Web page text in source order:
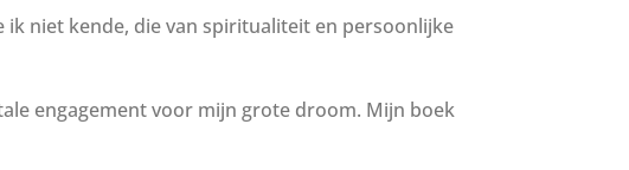
niet kende, die van spiritualiteit en persoonlijke
engagement voor mijn grote droom. Mijn boek